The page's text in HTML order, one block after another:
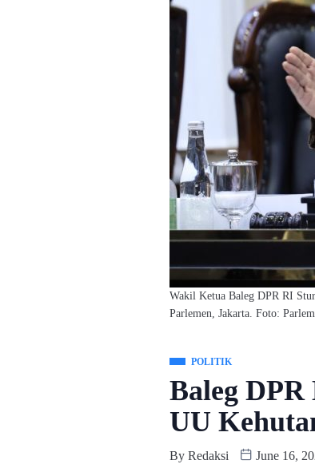
Wakil Ketua Baleg DPR RI
Parlemen, Jakarta. Foto:
POLITIK
Baleg
UU
By Redaksi June 16,